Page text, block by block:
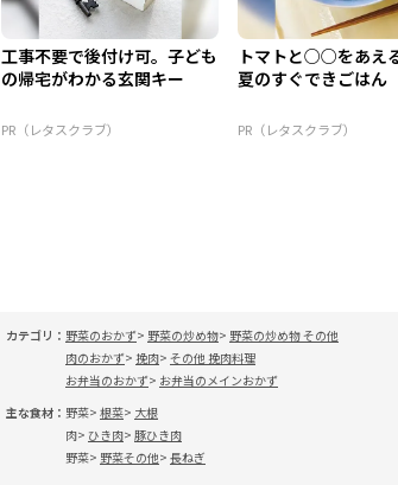
工事不要で後付け可。子ども
の帰宅がわかる玄関キー
PR（レタスクラブ）
トマトと○○をあえ
夏のすぐできごはん
PR（レタスクラブ）
カテゴリ： 野菜のおかず 野菜の炒め物
野菜の炒め物 その他
肉のおかず 挽肉 その他 挽肉料理
お弁当のおかず
お弁当のメインおかず
主な食材： 野菜 根菜
大根
肉
ひき肉 豚ひき肉
野菜
野菜その他 長ねぎ